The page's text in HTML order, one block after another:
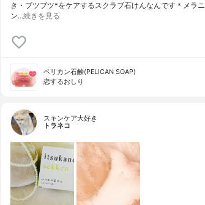
き・ブツブツ*をケアするスクラブ石けんなんです＊メラニ
ン…続きを見る
ペリカン石鹸(PELICAN SOAP)
恋するおしり
スキンケア大好き
トラネコ